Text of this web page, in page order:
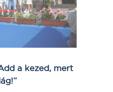
a kezed, mert